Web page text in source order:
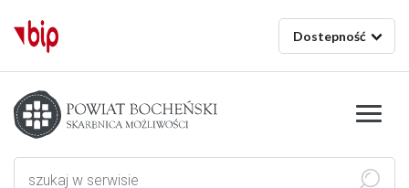
Dostepność
Starostwo powiatowe w Bochni
Szukaj